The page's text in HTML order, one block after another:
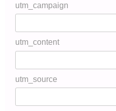
utm_campaign
utm_content
utm_source